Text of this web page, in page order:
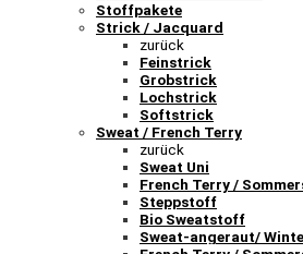
Stoffpakete
Strick / Jacquard
zurück
Feinstrick
Grobstrick
Lochstrick
Softstrick
Sweat / French Terry
zurück
Sweat Uni
French Terry /
Steppstoff
Bio Sweatstoff
Sweat-angeraut/